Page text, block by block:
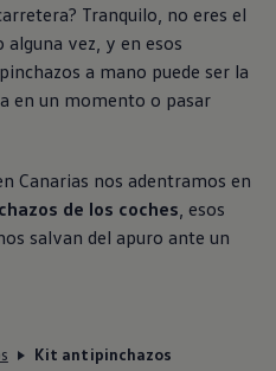
Tranquilo, no eres el
alguna vez, y en esos
a mano puede ser la
en un momento o pasar
Canarias nos adentramos en
de los coches, esos
salvan del apuro ante un
Kit antipinchazos